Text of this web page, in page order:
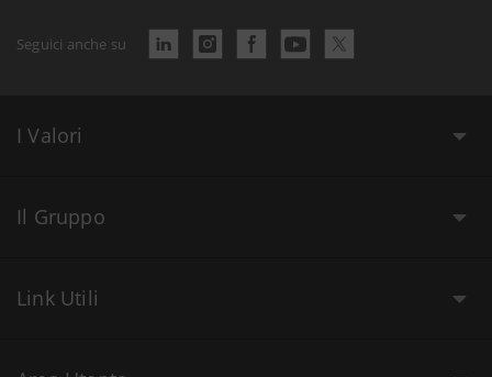
Seguici anche su
I Valori
Il Gruppo
Link Utili